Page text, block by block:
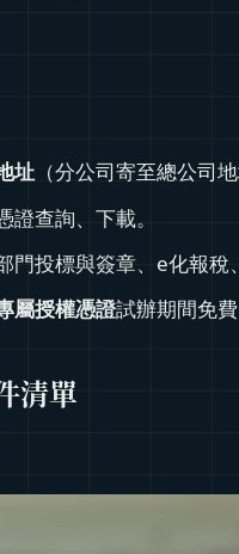
址 （分公司寄至總公司地
證查詢、下載。
門投標與簽章、e化報
屬授權憑證試辦期間免
清單